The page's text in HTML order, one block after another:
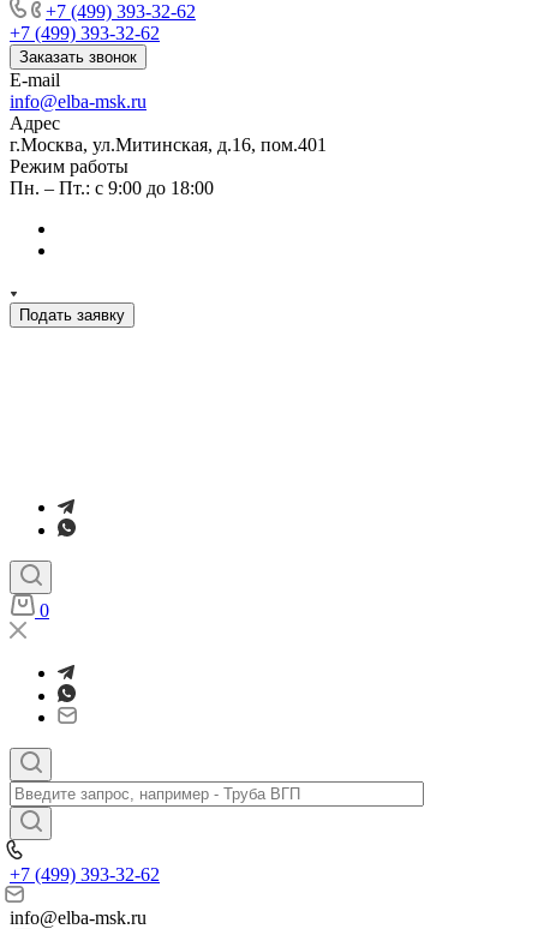
+7 (499) 393-32-62
+7 (499) 393-32-62
Заказать звонок
E-mail
info@elba-msk.ru
Адрес
г.Москва, ул.Митинская, д.16, пом.401
Режим работы
Пн. – Пт.: с 9:00 до 18:00
Подать заявку
0
+7 (499) 393-32-62
info@elba-msk.ru